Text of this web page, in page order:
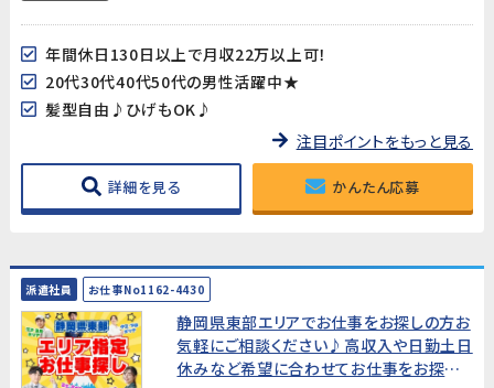
年間休日130日以上で月収22万以上可！
20代30代40代50代の男性活躍中★
髪型自由♪ひげもOK♪
注目ポイントをもっと見る
詳細を見る かんたん応募
派遣社員 お仕事No1162-4430
静岡県東部エリアでお仕事をお探しの方お
気軽にご相談ください♪高収入や日勤土日
休みなど希望に合わせてお仕事をお探しし